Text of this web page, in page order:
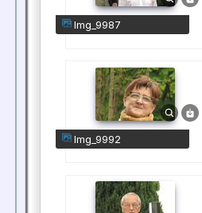
img_9987
img_9992